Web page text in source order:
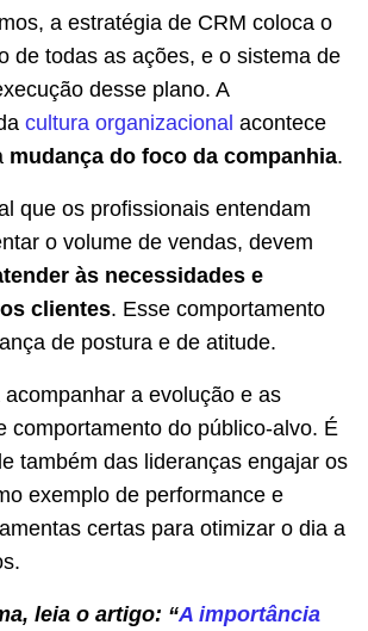
a estratégia de CRM coloca o
de todas as ações, e o sistema de
desse plano. A
cultura organizacional acontece
mudança do foco da companhia.
que os profissionais entendam
o volume de vendas, devem
às necessidades e
clientes. Esse comportamento
de postura e de atitude.
a evolução e as
comportamento do público-alvo. É
também das lideranças engajar os
exemplo de performance e
certas para otimizar o dia a
leia o artigo: “A importância